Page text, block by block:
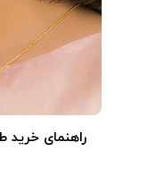
راهنمای خرید